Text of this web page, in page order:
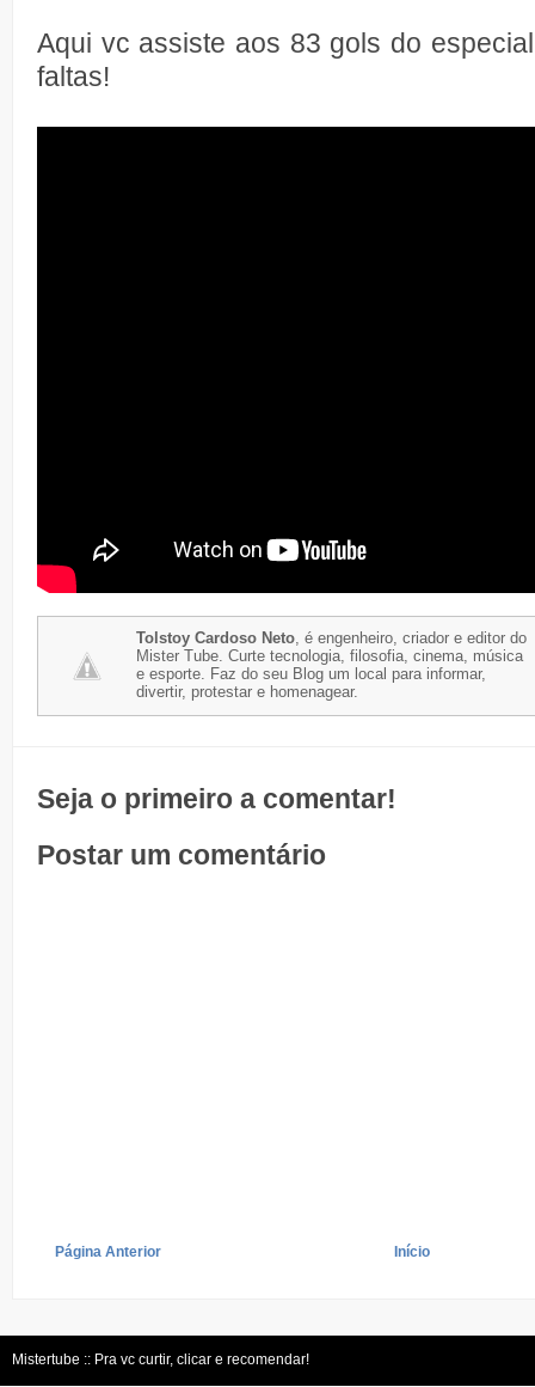
Aqui vc assiste aos 83 gols do
faltas!
Tolstoy Cardoso Neto, é engenheiro, criador e editor do
Mister Tube. Curte tecnologia, filosofia, cinema, música
e esporte. Faz do seu Blog um local para informar,
divertir, protestar e homenagear.
Seja o primeiro a comentar!
Postar um comentário
Página Anterior Início
Mistertube :: Pra vc curtir, clicar e recomendar!